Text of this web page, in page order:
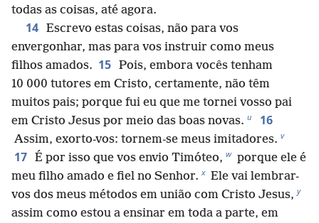
todas as coisas, até agora.
14 Escrevo estas coisas, não para vos
envergonhar, mas para vos instruir como meus
filhos amados. 15 Pois, embora vocês tenham
10 000 tutores em Cristo, certamente, não têm
muitos pais; porque fui eu que me tornei vosso pai
em Cristo Jesus por meio das boas novas. u 16
Assim, exorto-vos: tornem-se meus imitadores. v
17 É por isso que vos envio Timóteo, w porque ele é
meu filho amado e fiel no Senhor. x Ele vai lembrar-
vos dos meus métodos em união com Cristo Jesus, y
assim como estou a ensinar em toda a parte, em